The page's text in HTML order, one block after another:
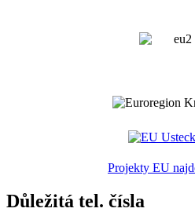
Projekty EU
Důležitá tel. čísla